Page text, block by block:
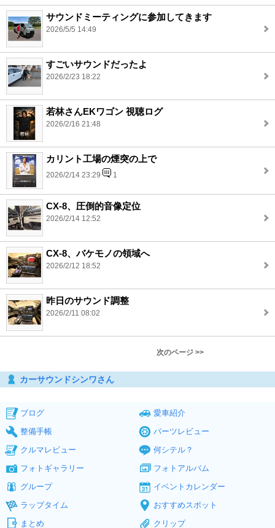
サウンドミーティングに参加してきます
2026/5/5 14:49
すごいサウンドだったよ
2026/2/23 18:22
若林さんEKワゴン 視聴ログ
2026/2/16 21:48
カリント工場の煙突の上で
2026/2/14 23:29 1
CX-8、圧倒的音像定位
2026/2/14 12:52
CX-8、バケモノの領域へ
2026/2/12 18:52
昨日のサウンド調整
2026/2/11 08:02
次のページ >>
カーサウンドシンワさん
ブログ
愛車紹介
整備手帳
パーツレビュー
クルマレビュー
何シテル？
フォトギャラリー
フォトアルバム
グループ
イベントカレンダー
ラップタイム
おすすめスポット
まとめ
クリップ